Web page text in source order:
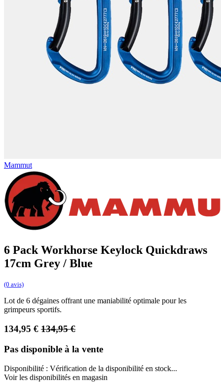
Mammut
6 Pack Workhorse Keylock Quickdraws
17cm Grey / Blue
(0 avis)
Lot de 6 dégaines offrant une maniabilité optimale pour les
grimpeurs sportifs.
134,95 € 134,95€
Pas disponible à la vente
Disponibilité : Vérification de la disponibilité en stock...
Voir les disponibilités en magasin